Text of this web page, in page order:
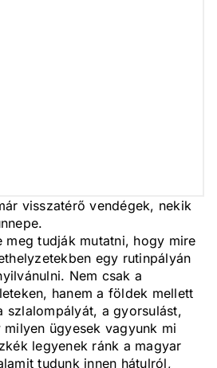
visszatérő vendégek, nekik
meg tudják mutatni, hogy mire
egy rutinpályán
Nem csak a
hanem a földek mellett
szlalompályát, a gyorsulást,
ügyesek vagyunk mi
legyenek ránk a magyar
tudunk innen hátulról,